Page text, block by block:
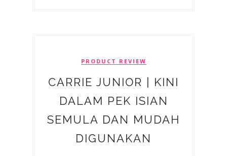
PRODUCT REVIEW
CARRIE JUNIOR | KINI
DALAM PEK ISIAN
SEMULA DAN MUDAH
DIGUNAKAN